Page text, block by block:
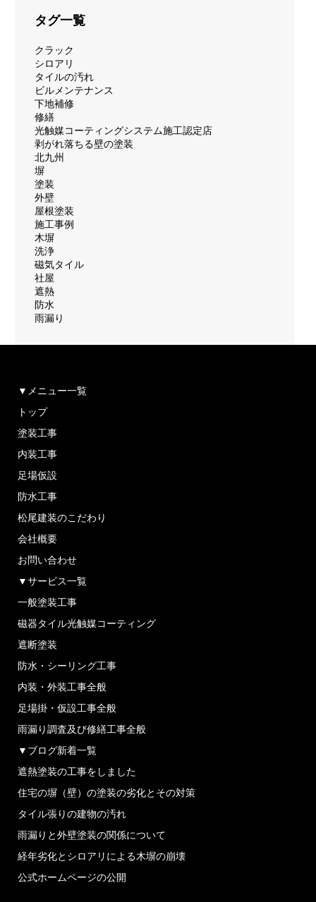
タグ一覧
クラック
シロアリ
タイルの汚れ
ビルメンテナンス
下地補修
修繕
光触媒コーティングシステム施工認定店
剥がれ落ちる壁の塗装
北九州
塀
塗装
外壁
屋根塗装
施工事例
木塀
洗浄
磁気タイル
社屋
遮熱
防水
雨漏り
▼メニュー一覧
トップ
塗装工事
内装工事
足場仮設
防水工事
松尾建装のこだわり
会社概要
お問い合わせ
▼サービス一覧
一般塗装工事
磁器タイル光触媒コーティング
遮断塗装
防水・シーリング工事
内装・外装工事全般
足場掛・仮設工事全般
雨漏り調査及び修繕工事全般
▼ブログ新着一覧
遮熱塗装の工事をしました
住宅の塀（壁）の塗装の劣化とその対策
タイル張りの建物の汚れ
雨漏りと外壁塗装の関係について
経年劣化とシロアリによる木塀の崩壊
公式ホームページの公開